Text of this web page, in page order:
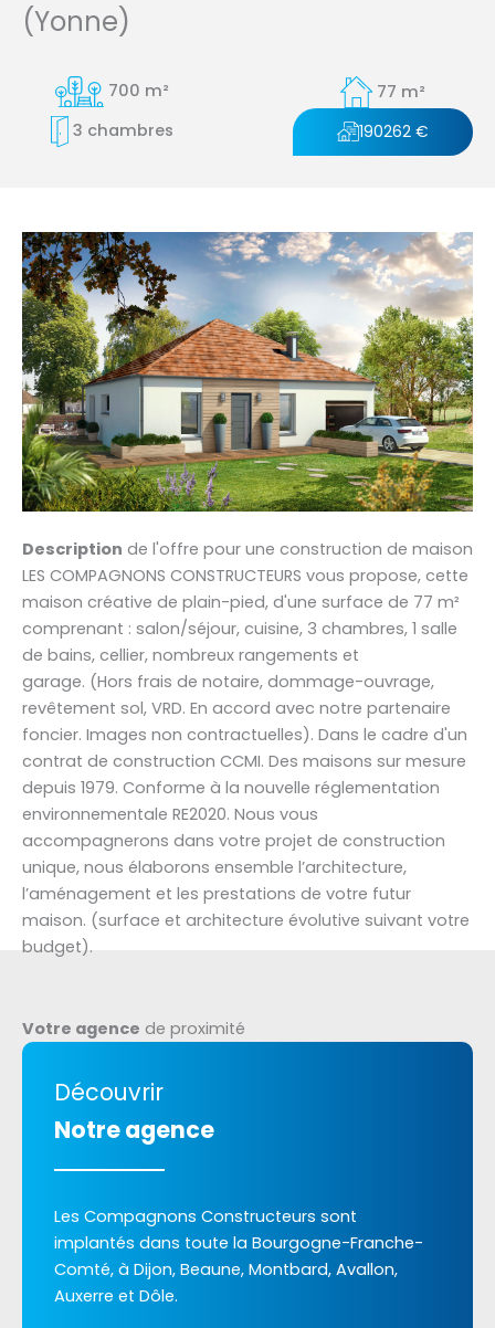
(Yonne)
700 m²
77 m²
3 chambres
190262 €
Description de l'offre pour une construction de maison
LES COMPAGNONS CONSTRUCTEURS vous propose, cette
maison créative de plain-pied, d'une surface de 77 m²
comprenant : salon/séjour, cuisine, 3 chambres, 1 salle
de bains, cellier, nombreux rangements et
garage. (Hors frais de notaire, dommage-ouvrage,
revêtement sol, VRD. En accord avec notre partenaire
foncier. Images non contractuelles). Dans le cadre d'un
contrat de construction CCMI. Des maisons sur mesure
depuis 1979. Conforme à la nouvelle réglementation
environnementale RE2020. Nous vous
accompagnerons dans votre projet de construction
unique, nous élaborons ensemble l’architecture,
l’aménagement et les prestations de votre futur
maison. (surface et architecture évolutive suivant votre
budget).
Votre agence de proximité
Découvrir
Notre agence
Les Compagnons Constructeurs sont
implantés dans toute la Bourgogne-Franche-
Comté, à Dijon, Beaune, Montbard, Avallon,
Auxerre et Dôle.